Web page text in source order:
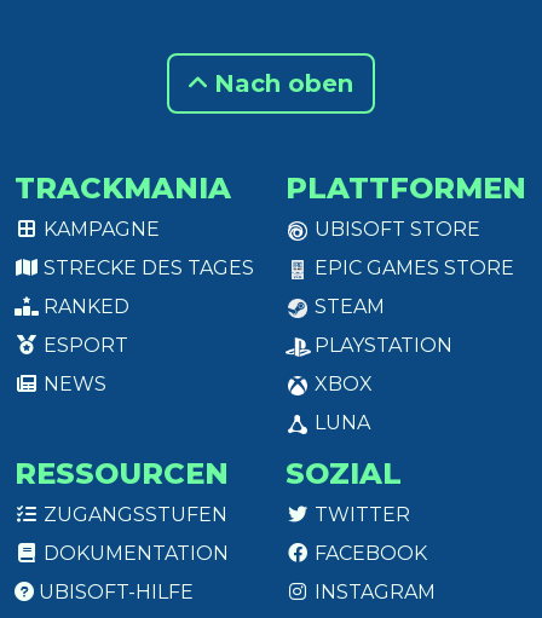
Nach oben
TRACKMANIA
KAMPAGNE
STRECKE DES TAGES
RANKED
ESPORT
NEWS
PLATTFORMEN
UBISOFT STORE
EPIC GAMES STORE
STEAM
PLAYSTATION
XBOX
LUNA
RESSOURCEN
ZUGANGSSTUFEN
DOKUMENTATION
UBISOFT-HILFE
SOZIAL
TWITTER
FACEBOOK
INSTAGRAM